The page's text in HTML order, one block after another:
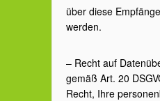
über diese
werden.
– Recht auf
gemäß Art. 20
Recht, Ihre